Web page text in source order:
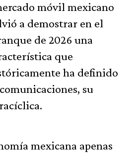
móvil mexicano
a demostrar en el
de 2026 una
que
ha definido
su
mexicana apenas